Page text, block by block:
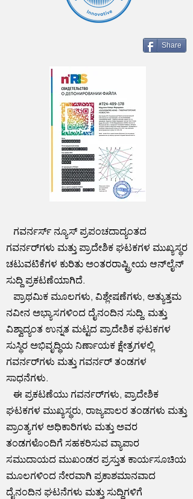
Share
ಗವರ್ನರ್ಸ್ ನ್ಯೂಸ್ ಪ್ರಪಂಚದಾದ್ಯಂತದ
ಗವರ್ನರ್‌ಗಳು ಮತ್ತು ಪ್ರಾದೇಶಿಕ ಘಟಕಗಳ ಮುಖ್ಯಸ್ಥರ
ಚಟುವಟಿಕೆಗಳ ಕುರಿತು ಅಂತರರಾಷ್ಟ್ರೀಯ ಆನ್‌ಲೈನ್
ಸುದ್ದಿ ಪ್ರಕಟಣೆಯಾಗಿದೆ.
ಪ್ರಾಥಮಿಕ ಮೂಲಗಳು, ವಿಶ್ಲೇಷಣೆಗಳು, ಅತ್ಯುತ್ತಮ
ನವೀನ ಅಭ್ಯಾಸಗಳಿಂದ ದೈನಂದಿನ ಸುದ್ದಿ. ಮತ್ತು
ವಿಶ್ವಾದ್ಯಂತ ಉನ್ನತ ಮಟ್ಟದ ಪ್ರಾದೇಶಿಕ ಘಟಕಗಳ
ಸುಸ್ಥಿರ ಅಭಿವೃದ್ಧಿಯ ನಿರ್ಣಾಯಕ ಕ್ಷೇತ್ರಗಳಲ್ಲಿ
ಗವರ್ನರ್‌ಗಳು ಮತ್ತು ಗವರ್ನರ್ ತಂಡಗಳ
ಸಾಧನೆಗಳು.
ಈ ಪ್ರಕಟಣೆಯು ಗವರ್ನರ್‌ಗಳು, ಪ್ರಾದೇಶಿಕ
ಘಟಕಗಳ ಮುಖ್ಯಸ್ಥರು, ರಾಜ್ಯಪಾಲರ ತಂಡಗಳು ಮತ್ತು
ಪ್ರಾಂತ್ಯಗಳ ಅಧಿಕಾರಿಗಳು ಮತ್ತು ಅವರ
ತಂಡಗಳೊಂದಿಗೆ ಸಹಕರಿಸುವ ವ್ಯಾಪಾರ
ಸಮುದಾಯದ ಮುಖಂಡರ ಪ್ರಸ್ತುತ ಕಾರ್ಯಸೂಚಿಯ
ಮೂಲಗಳಿಂದ ನೇರವಾಗಿ ಪ್ರಕಾಶಮಾನವಾದ
ದೈನಂದಿನ ಘಟನೆಗಳು ಮತ್ತು ಸುದ್ದಿಗಳಿಗೆ